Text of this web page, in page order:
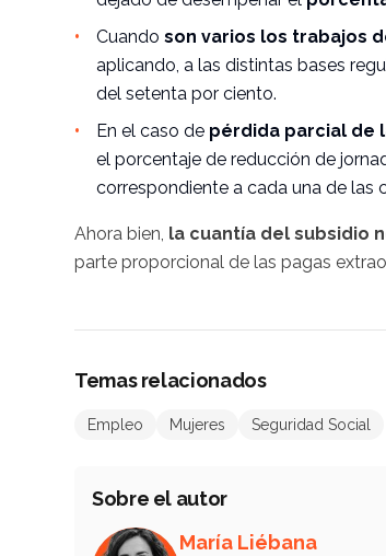
Cuando son varios los trabajos
aplicando, a las distintas bases
del setenta por ciento.
En el caso de pérdida parcial de
el porcentaje de reducción de
correspondiente a cada una de las
Ahora bien, la cuantía del subsidio
parte proporcional de las pagas
Temas relacionados
Empleo Mujeres Seguridad Social
Sobre el autor
María Liébana